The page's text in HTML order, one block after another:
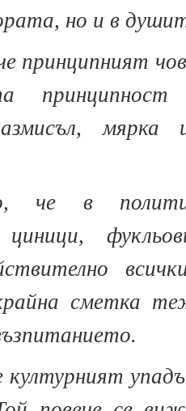
но и в
принципният
че в
циници,
сметка
културният